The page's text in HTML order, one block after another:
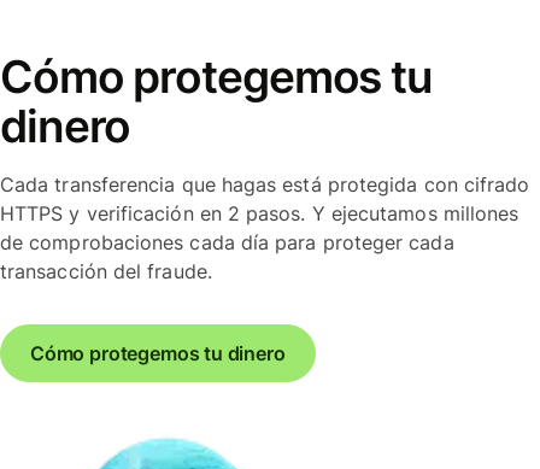
Cómo protegemos tu
dinero
Cada transferencia que hagas está protegida con cifrado
HTTPS y verificación en 2 pasos. Y ejecutamos millones
de comprobaciones cada día para proteger cada
transacción del fraude.
Cómo protegemos tu dinero